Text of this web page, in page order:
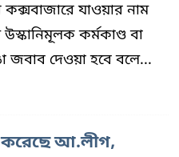
যাওয়ার নাম
কর্মকাণ্ড বা
জবাব দেওয়া হবে বলে...
করেছে আ.লীগ,